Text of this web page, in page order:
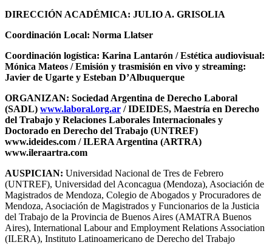
DIRECCIÓN ACADÉMICA: JULIO A. GRISOLIA
Coordinación Local: Norma Llatser
Coordinación logística: Karina Lantarón / Estética audiovisual:
Mónica Mateos / Emisión y trasmisión en vivo y streaming:
Javier de Ugarte y Esteban D’Albuquerque
ORGANIZAN: Sociedad Argentina de Derecho Laboral
(SADL) www.laboral.org.ar / IDEIDES, Maestría en Derecho
del Trabajo y Relaciones Laborales Internacionales y
Doctorado en Derecho del Trabajo (UNTREF)
www.ideides.com / ILERA Argentina (ARTRA)
www.ileraartra.com
AUSPICIAN: Universidad Nacional de Tres de Febrero
(UNTREF), Universidad del Aconcagua (Mendoza), Asociación de
Magistrados de Mendoza, Colegio de Abogados y Procuradores de
Mendoza, Asociación de Magistrados y Funcionarios de la Justicia
del Trabajo de la Provincia de Buenos Aires (AMATRA Buenos
Aires), International Labour and Employment Relations Association
(ILERA), Instituto Latinoamericano de Derecho del Trabajo